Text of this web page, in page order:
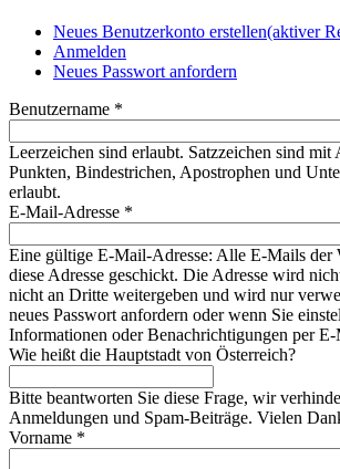
Neues Benutzerkonto erstellen(aktiver
Anmelden
Neues Passwort anfordern
Benutzername *
Leerzeichen sind erlaubt. Satzzeichen sind mit
Punkten, Bindestrichen, Apostrophen und
erlaubt.
E-Mail-Adresse *
Eine gültige E-Mail-Adresse: Alle E-Mails der
diese Adresse geschickt. Die Adresse wird
nicht an Dritte weitergeben und wird nur
neues Passwort anfordern oder wenn Sie
Informationen oder Benachrichtigungen per
Wie heißt die Hauptstadt von Österreich?
Bitte beantworten Sie diese Frage, wir
Anmeldungen und Spam-Beiträge. Vielen
Vorname *